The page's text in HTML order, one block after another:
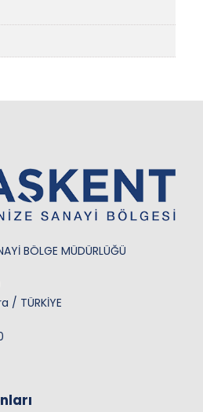
BÖLGE MÜDÜRLÜĞÜ
/ TÜRKİYE